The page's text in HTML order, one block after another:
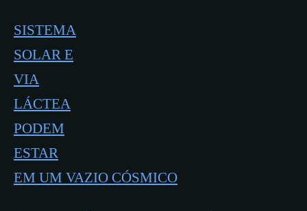
SISTEMA
SOLAR E
VIA
LÁCTEA
PODEM
ESTAR
EM UM VAZIO CÓSMICO